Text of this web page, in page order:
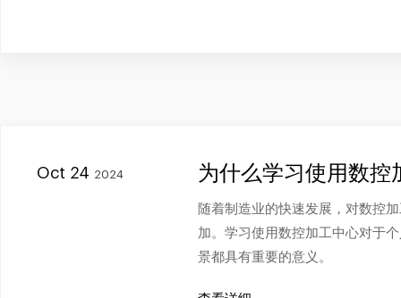
Oct 24 2024 为什么学习使用数控
随着制造业的快速发展，对数控
加。学习使用数控加工中心对于
景都具有重要的意义。